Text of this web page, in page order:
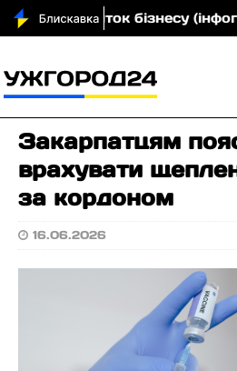
бізнесу
Закарпатцям
врахувати
за кордоном
16.06.2026